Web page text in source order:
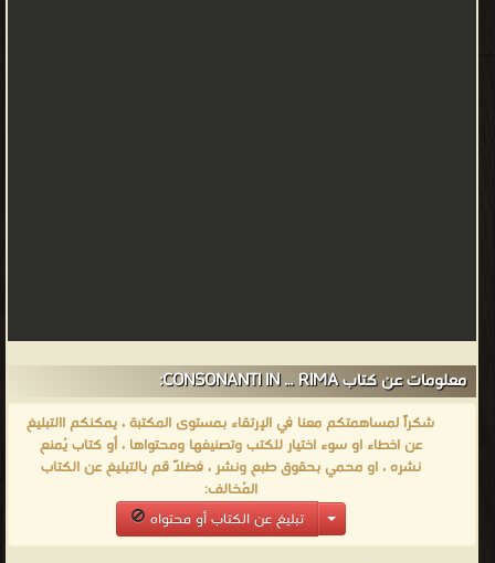
معلومات عن كتاب CONSONANTI IN … RIMA:
شكراً لمساهمتكم معنا في الإرتقاء بمستوى المكتبة ، يمكنكم االتبليغ
عن اخطاء او سوء اختيار للكتب وتصنيفها ومحتواها ، أو كتاب يُمنع
نشره ، او محمي بحقوق طبع ونشر ، فضلاً قم بالتبليغ عن الكتاب
المُخالف:
تبليغ عن الكتاب أو محتواه